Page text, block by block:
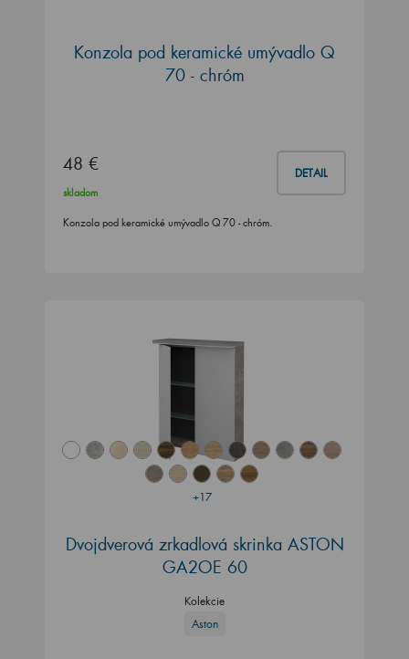
Konzola pod keramické umývadlo Q
70 - chróm
48 € DETAIL
skladom
Konzola pod keramické umývadlo Q 70 - chróm.
+17
Dvojdverová zrkadlová skrinka ASTON
GA2OE 60
Kolekcie
Aston